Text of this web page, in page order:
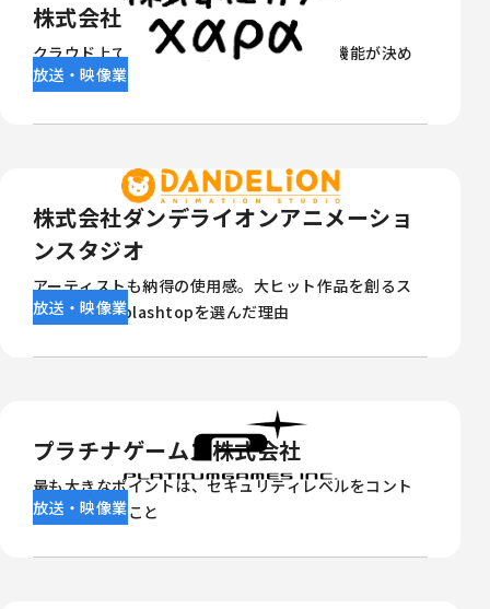
株式会社カラー(khara, Inc.)
クラウド上でユーザー権限の管理ができる機能が決め
手
放送・映像業
株式会社ダンデライオンアニメーショ
ンスタジオ
アーティストも納得の使用感。大ヒット作品を創るス
タジオが、Splashtopを選んだ理由
放送・映像業
プラチナゲームズ株式会社
最も大きなポイントは、セキュリティレベルをコント
ロールできること
放送・映像業